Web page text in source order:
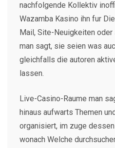
nachfolgende Kollektiv
Wazamba Kasino ihn fur
Mail, Site-Neuigkeiten
man sagt, sie seien was
gleichfalls die autoren
lassen.
Live-Casino-Raume man
hinaus aufwarts Themen
organisiert, im zuge
wonach Welche